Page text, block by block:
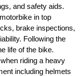
and safety aids.
in top
brake inspections,
Following the
life of the bike.
riding a heavy
including helmets